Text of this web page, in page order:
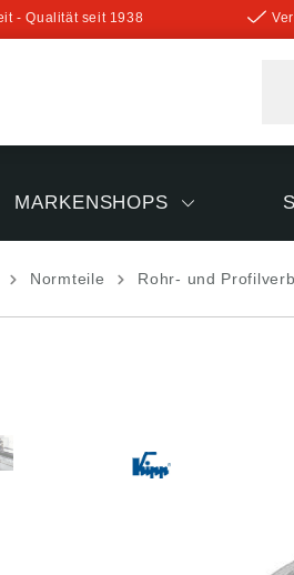
- Qualität seit 1938
MARKENSHOPS
Normteile Rohr- und